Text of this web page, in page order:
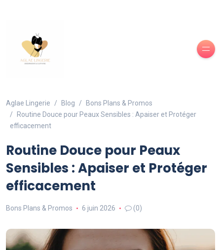
Aglae Lingerie Blog
Bons Plans & Promos
Routine Douce pour Peaux Sensibles : Apaiser et Protéger
efficacement
Routine Douce pour Peaux
Sensibles : Apaiser et Protéger
efficacement
Bons Plans & Promos 6 juin 2026 (0)